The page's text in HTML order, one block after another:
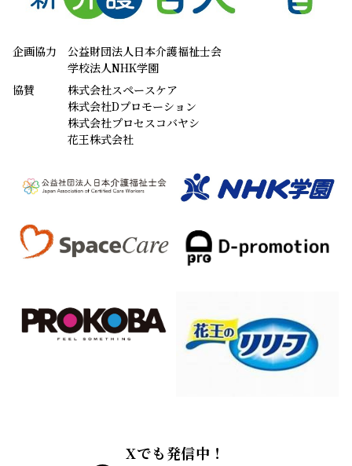
企画協力
公益財団法人日本介護福祉士会
学校法人NHK学園
協賛
株式会社スペースケア
株式会社Dプロモーション
株式会社プロセスコバヤシ
花王株式会社
Xでも発信中！